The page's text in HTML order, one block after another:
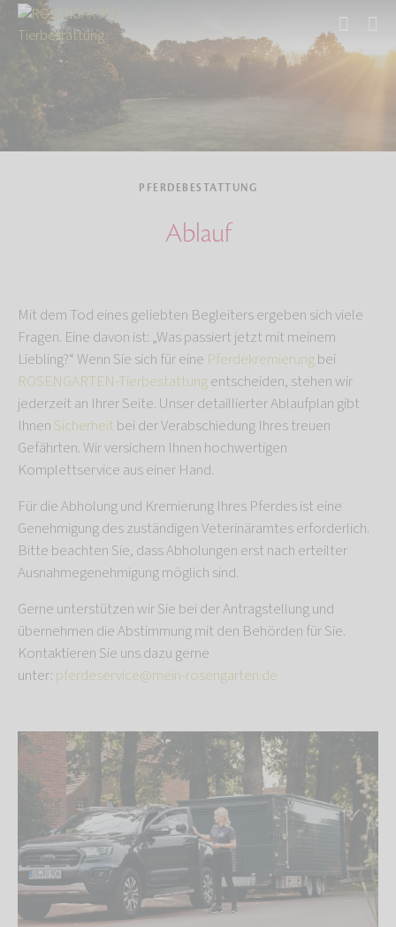
Start Tierbestattung Pferdebestattung
PFERDEBESTATTUNG
Ablauf
Mit dem Tod eines geliebten Begleiters ergeben sich viele
Fragen. Eine davon ist: „Was passiert jetzt mit meinem
Liebling?“ Wenn Sie sich für eine Pferdekremierungbei
ROSENGARTEN-Tierbestattungentscheiden, stehen wir
jederzeit an Ihrer Seite. Unser detaillierter Ablaufplan gibt
Ihnen Sicherheit bei der Verabschiedung Ihres treuen
Gefährten. Wir versichern Ihnen hochwertigen
Komplettservice aus einer Hand.
Für die Abholung und Kremierung Ihres Pferdes ist eine
Genehmigung des zuständigen Veterinäramtes erforderlich.
Bitte beachten Sie, dass Abholungen erst nach erteilter
Ausnahmegenehmigung möglich sind.
Gerne unterstützen wir Sie bei der Antragstellung und
übernehmen die Abstimmung mit den Behörden für Sie.
Kontaktieren Sie uns dazu gerne
unter: pferdeservice@mein-rosengarten.de